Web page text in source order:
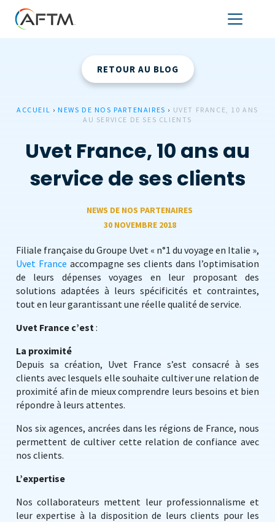
RETOUR AU BLOG
ACCUEIL › NEWS DE NOS PARTENAIRES › UVET FRANCE, 10 ANS
AU SERVICE DE SES CLIENTS
Uvet France, 10 ans au
service de ses clients
NEWS DE NOS PARTENAIRES
30 NOVEMBRE 2018
Filiale française du Groupe Uvet « n°1 du voyage en Italie »,
Uvet France accompagne ses clients dans l’optimisation
de leurs dépenses voyages en leur proposant des
solutions adaptées à leurs spécificités et contraintes,
tout en leur garantissant une réelle qualité de service.
Uvet France c’est:
La proximité
Depuis sa création, Uvet France s’est consacré à ses
clients avec lesquels elle souhaite cultiver une relation de
proximité afin de mieux comprendre leurs besoins et bien
répondre à leurs attentes.
Nos six agences, ancrées dans les régions de France, nous
permettent de cultiver cette relation de confiance avec
nos clients.
L’expertise
Nos collaborateurs mettent leur professionnalisme et
leur expertise à la disposition de leurs clients pour les